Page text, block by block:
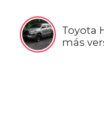
Toyota
más